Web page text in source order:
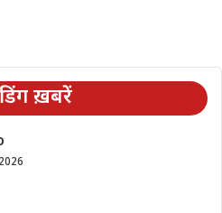
ख़बरें